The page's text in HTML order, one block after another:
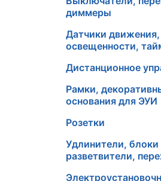
диммеры
Датчики
освещенности,
Дистанционное
Рамки,
основания для ЭУИ
Розетки
Удлинители, блоки
разветвители,